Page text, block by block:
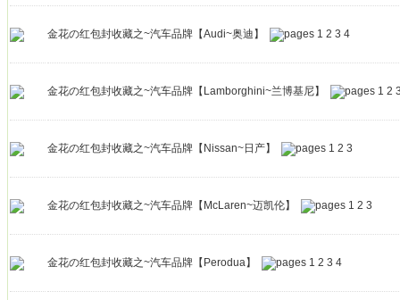
金花の红包封收藏之~汽车品牌【Audi~奥迪】 1 2 3 4
金花の红包封收藏之~汽车品牌【Lamborghini~兰博基尼】 1 2
金花の红包封收藏之~汽车品牌【Nissan~日产】 1 2 3
金花の红包封收藏之~汽车品牌【McLaren~迈凯伦】 1 2 3
金花の红包封收藏之~汽车品牌【Perodua】 1 2 3 4